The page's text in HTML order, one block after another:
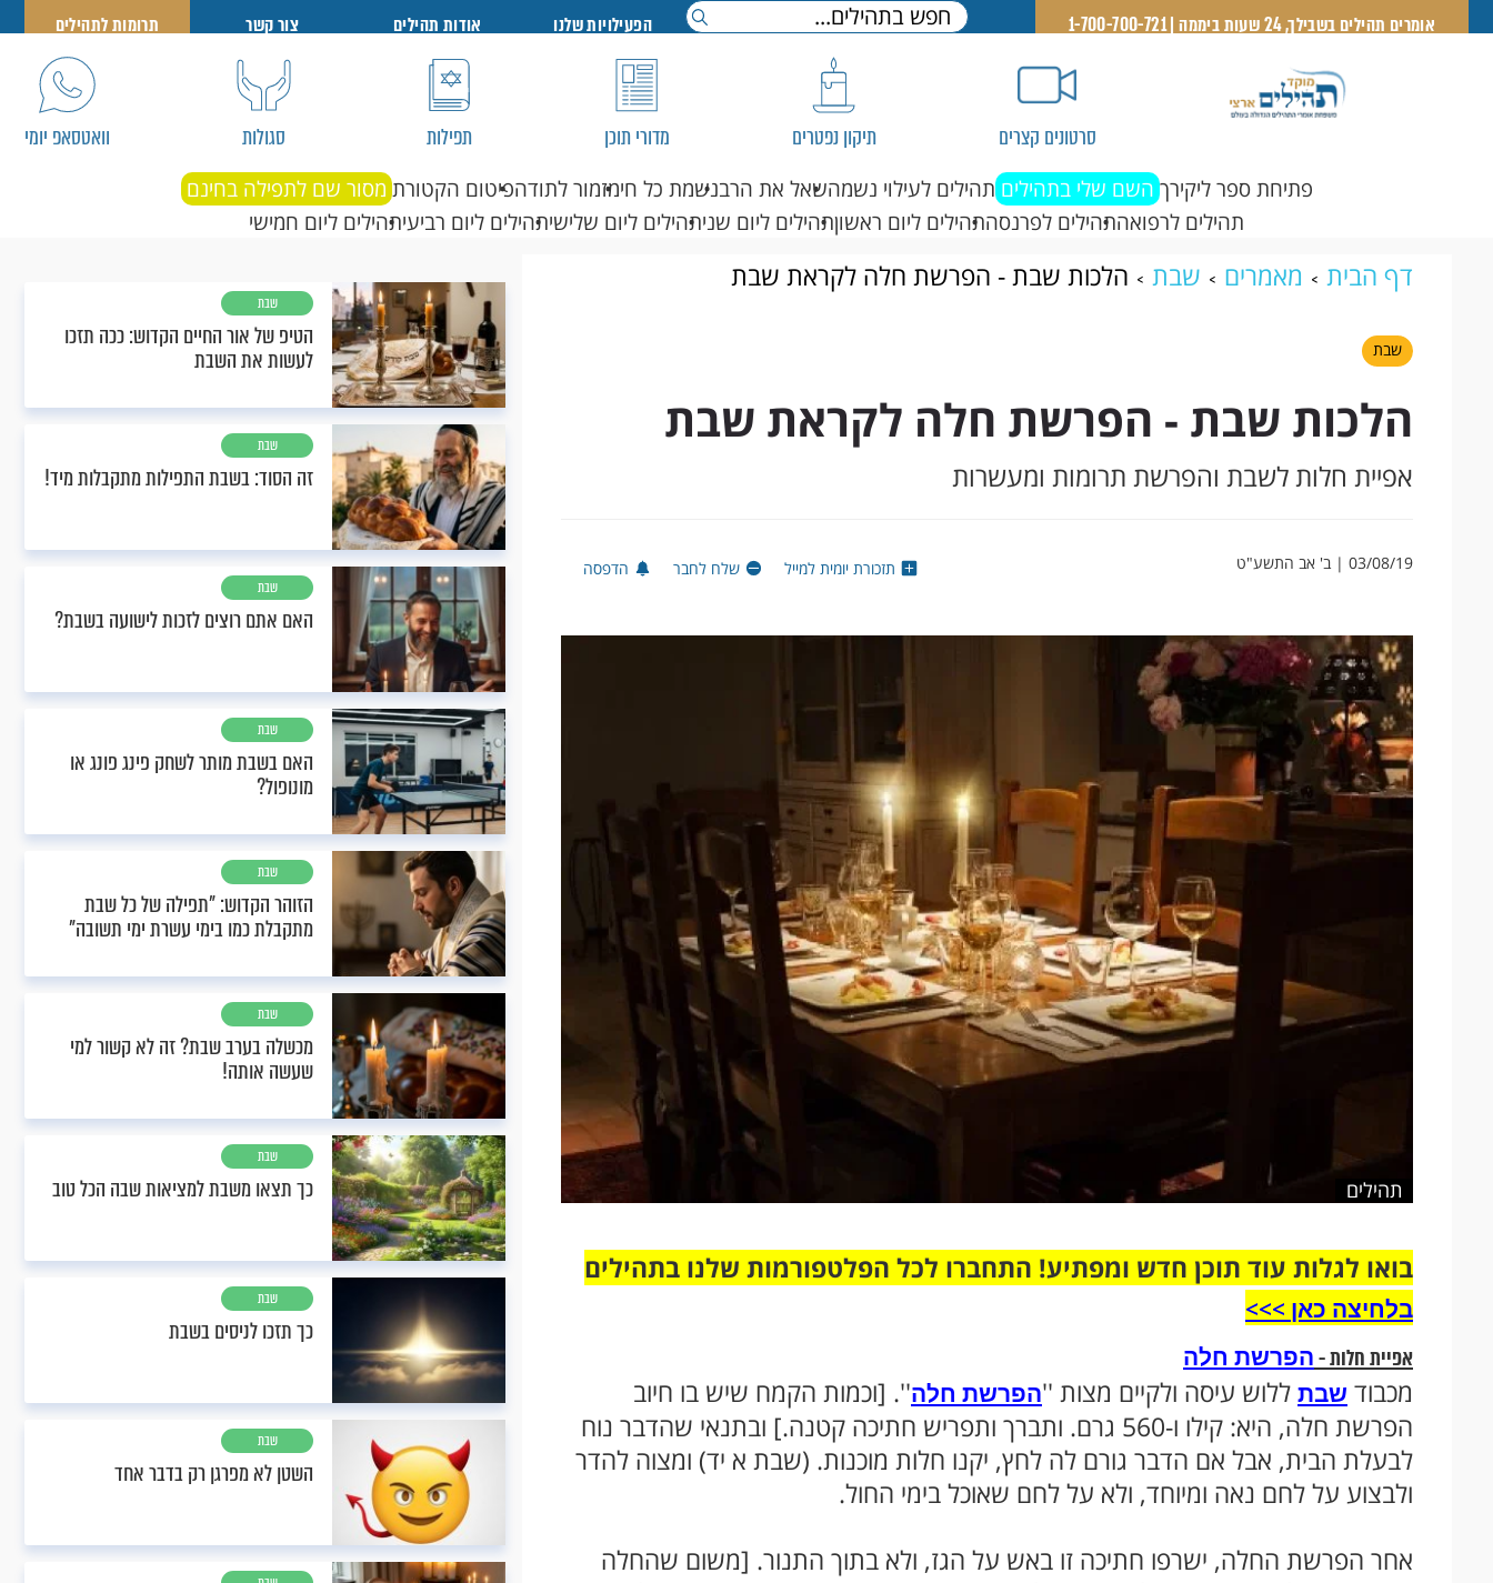
אומרים תהילים בשבילך, 24 שעות ביממה | 1-700-700-721 הפעילויות שלנו אודות תהילים צור קשר תרומות לתהילים
סרטונים קצרים תיקון נפטרים מדורי תוכן תפילות סגולות וואטסאפ יומי
פתיחת ספר ליקירך השם שלי בתהילים תהילים לעילוי נשמהשאל את הרבנשמת כל חימזמור לתודהפיטום הקטורת מסור שם לתפילה בחינם
תהילים לרפואהתהילים לפרנסהתהילים ליום ראשוןתהילים ליום שניתהילים ליום שלישיתהילים ליום רביעיתהילים ליום חמישי
דף הבית מאמרים שבת הלכות שבת - הפרשת חלה לקראת שבת
שבת
הלכות שבת - הפרשת חלה לקראת שבת
אפיית חלות לשבת והפרשת תרומות ומעשרות
03/08/19 | ב' אב התשע"ט תזכורת יומית למייל שלח לחבר הדפסה
תהילים
בואו לגלות עוד תוכן חדש ומפתיע! התחברו לכל הפלטפורמות שלנו בתהילים
בלחיצה כאן >>>​
אפיית חלות -הפרשת חלה
מכבוד שבת ללוש עיסה ולקיים מצות ''הפרשת חלה''. [וכמות הקמח שיש בו חיוב
הפרשת חלה, היא: קילו ו-560 גרם. ותברך ותפריש חתיכה קטנה.] ובתנאי שהדבר נוח
לבעלת הבית, אבל אם הדבר גורם לה לחץ, יקנו חלות מוכנות. (שבת א יד) ומצוה להדר
ולבצוע על לחם נאה ומיוחד, ולא על לחם שאוכל בימי החול.
אחר הפרשת החלה, ישרפו חתיכה זו באש על הגז, ולא בתוך התנור. [משום שהחלה
שבת
הטיפ של אור החיים הקדוש: ככה תזכו
לעשות את השבת
שבת
זה הסוד: בשבת התפילות מתקבלות מיד!
שבת
האם אתם רוצים לזכות לישועה בשבת?
שבת
האם בשבת מותר לשחק פינג פונג או
מונופול?
שבת
הזוהר הקדוש: "תפילה של כל שבת
מתקבלת כמו בימי עשרת ימי תשובה"
שבת
מכשלה בערב שבת? זה לא קשור למי
שעשה אותה!
שבת
כך תצאו משבת למציאות שבה הכל טוב
שבת
כך תזכו לניסים בשבת
שבת
השטן לא מפרגן רק בדבר אחד